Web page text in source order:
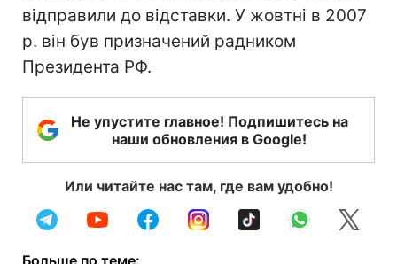
відправили до відставки. У жовтні в 2007
р. він був призначений радником
Президента РФ.
Не упустите главное! Подпишитесь на
наши обновления в Google!
Или читайте нас там, где вам удобно!
Больше по теме: